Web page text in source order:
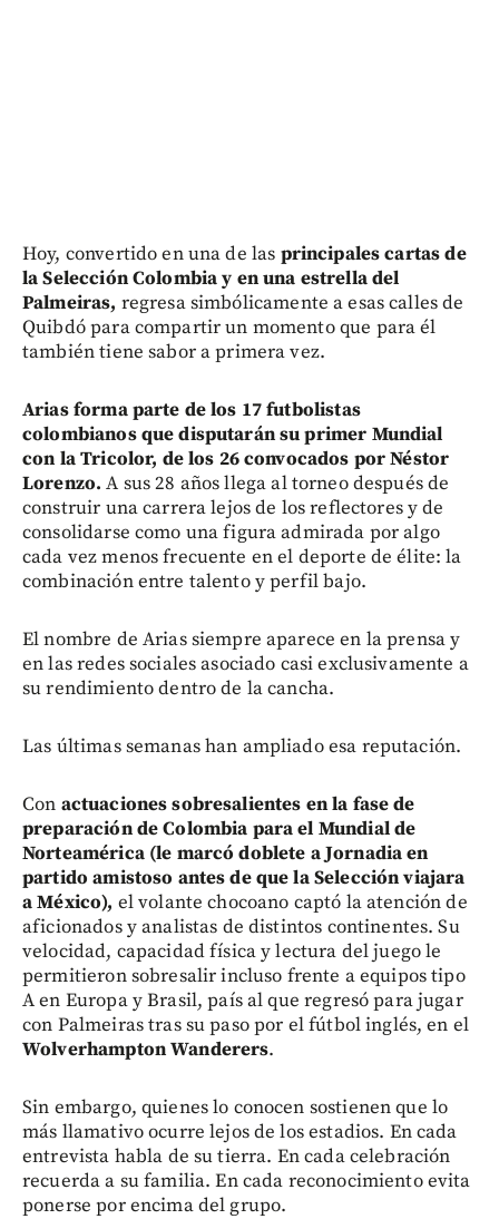
Hoy, convertido en una de las principales cartas de
la Selección Colombia y en una estrella del
Palmeiras, regresa simbólicamente a esas calles de
Quibdó para compartir un momento que para él
también tiene sabor a primera vez.
Arias forma parte de los 17 futbolistas
colombianos que disputarán su primer Mundial
con la Tricolor, de los 26 convocados por Néstor
Lorenzo.A sus 28 años llega al torneo después de
construir una carrera lejos de los reflectores y de
consolidarse como una figura admirada por algo
cada vez menos frecuente en el deporte de élite: la
combinación entre talento y perfil bajo.
El nombre de Arias siempre aparece en la prensa y
en las redes sociales asociado casi exclusivamente a
su rendimiento dentro de la cancha.
Las últimas semanas han ampliado esa reputación.
Con actuaciones sobresalientes en la fase de
preparación de Colombia para el Mundial de
Norteamérica (le marcó doblete a Jornadia en
partido amistoso antes de que la Selección viajara
a México), el volante chocoano captó la atención de
aficionados y analistas de distintos continentes. Su
velocidad, capacidad física y lectura del juego le
permitieron sobresalir incluso frente a equipos tipo
A en Europa y Brasil, país al que regresó para jugar
con Palmeiras tras su paso por el fútbol inglés, en el
Wolverhampton Wanderers.
Sin embargo, quienes lo conocen sostienen que lo
más llamativo ocurre lejos de los estadios. En cada
entrevista habla de su tierra. En cada celebración
recuerda a su familia. En cada reconocimiento evita
ponerse por encima del grupo.